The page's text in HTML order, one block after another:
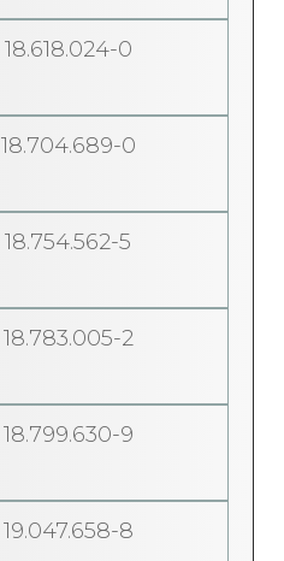
18.618.024-0
18.704.689-0
18.754.562-5
18.783.005-2
18.799.630-9
19.047.658-8